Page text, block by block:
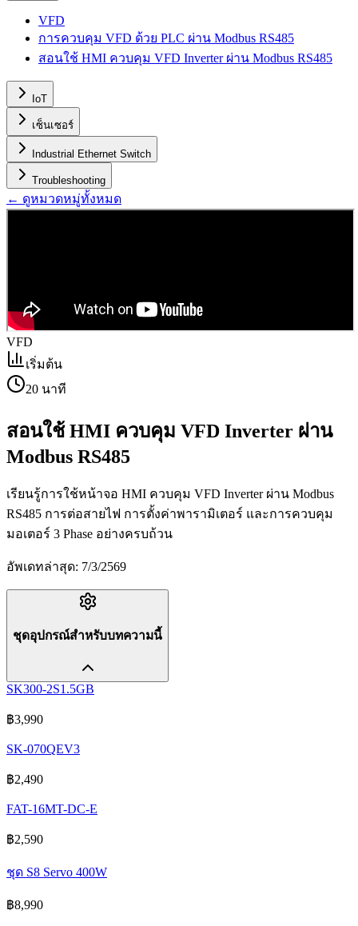
VFD
การควบคุม VFD ด้วย PLC ผ่าน Modbus RS485
สอนใช้ HMI ควบคุม VFD Inverter ผ่าน Modbus RS485
IoT
เซ็นเซอร์
Industrial Ethernet Switch
Troubleshooting
← ดูหมวดหมู่ทั้งหมด
VFD
เริ่มต้น
20 นาที
สอนใช้ HMI ควบคุม VFD Inverter ผ่าน
Modbus RS485
เรียนรู้การใช้หน้าจอ HMI ควบคุม VFD Inverter ผ่าน Modbus
RS485 การต่อสายไฟ การตั้งค่าพารามิเตอร์ และการควบคุม
มอเตอร์ 3 Phase อย่างครบถ้วน
อัพเดทล่าสุด: 7/3/2569
ชุดอุปกรณ์สำหรับบทความนี้
SK300-2S1.5GB
฿3,990
SK-070QEV3
฿2,490
FAT-16MT-DC-E
฿2,590
ชุด S8 Servo 400W
฿8,990